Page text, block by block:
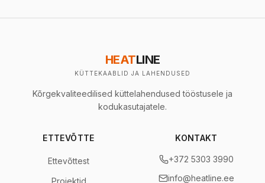
HEATLINE
KÜTTEKAABLID JA LAHENDUSED
Kõrgekvaliteedilised küttelahendused tööstusele ja
kodukasutajatele.
ETTEVÕTTE
Ettevõttest
Projektid
KONTAKT
+372 5303 3990
info@heatline.ee